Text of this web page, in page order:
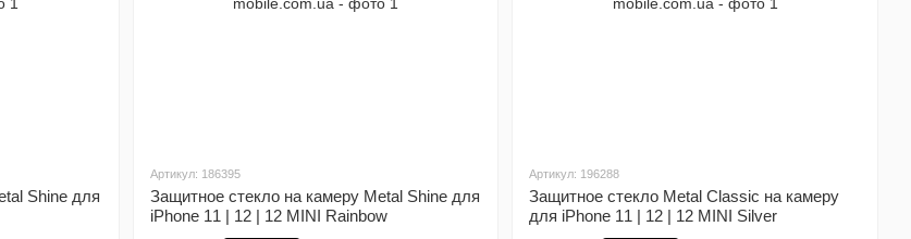
Shine для
Артикул: 186395
Защитное стекло на камеру Metal Shine для
iPhone 11 | 12 | 12 MINI Rainbow
Артикул: 196288
Защитное стекло Metal Classic на камеру
для iPhone 11 | 12 | 12 MINI Silver